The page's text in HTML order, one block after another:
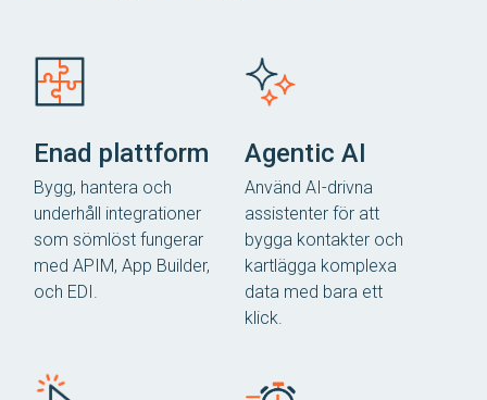
Enad plattform
Bygg, hantera och
underhåll integrationer
som sömlöst fungerar
med APIM, App Builder,
och EDI.
Agentic AI
Använd AI-drivna
assistenter för att
bygga kontakter och
kartlägga komplexa
data med bara ett
klick.